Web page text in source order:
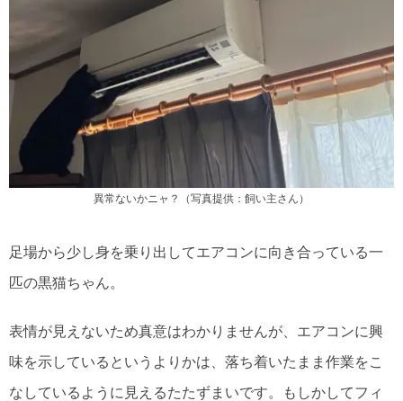
異常ないかニャ？（写真提供：飼い主さん）
足場から少し身を乗り出してエアコンに向き合っている一
匹の黒猫ちゃん。
表情が見えないため真意はわかりませんが、エアコンに興
味を示しているというよりかは、落ち着いたまま作業をこ
なしているように見えるたたずまいです。もしかしてフィ